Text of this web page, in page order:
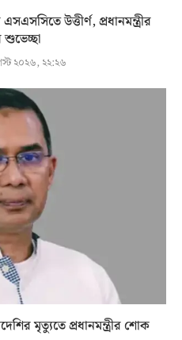
উত্তীর্ণ, প্রধানমন্ত্রীর
২০২৬, ২২:২৬
মৃত্যুতে প্রধানমন্ত্রীর শোক